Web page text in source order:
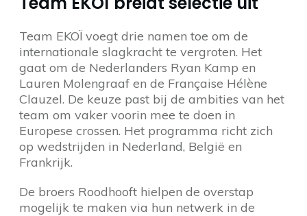
Team EKOÏ voegt drie namen toe om de
internationale slagkracht te vergroten. Het
gaat om de Nederlanders Ryan Kamp en
Lauren Molengraaf en de Française Hélène
Clauzel. De keuze past bij de ambities van het
team om vaker voorin mee te doen in
Europese crossen. Het programma richt zich
op wedstrijden in Nederland, België en
Frankrijk.
De broers Roodhooft hielpen de overstap
mogelijk te maken via hun netwerk in de